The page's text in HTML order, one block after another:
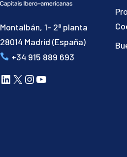
Montalbán, 1- 2ª planta
28014 Madrid (España)
+34 915 889 693
LinkedIn
X Instagram
YouTube